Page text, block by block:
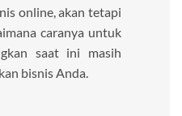
online, akan tetapi
caranya untuk
saat ini masih
bisnis Anda.